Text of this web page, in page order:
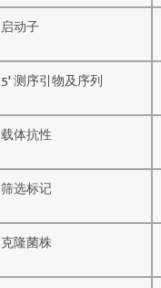
启动子
5' 测序引物及序列
载体抗性
筛选标记
克隆菌株